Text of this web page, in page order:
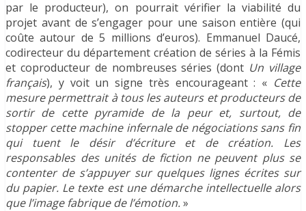
par le producteur), on pourrait vérifier la viabilité du
projet avant de s’engager pour une saison entière (qui
coûte autour de 5 millions d’euros). Emmanuel Daucé,
codirecteur du département création de séries à la Fémis
et coproducteur de nombreuses séries (dont Un village
français), y voit un signe très encourageant : « Cette
mesure permettrait à tous les auteurs et producteurs de
sortir de cette pyramide de la peur et, surtout, de
stopper cette machine infernale de négociations sans fin
qui tuent le désir d’écriture et de création. Les
responsables des unités de fiction ne peuvent plus se
contenter de s’appuyer sur quelques lignes écrites sur
du papier. Le texte est une démarche intellectuelle alors
que l’image fabrique de l’émotion.»